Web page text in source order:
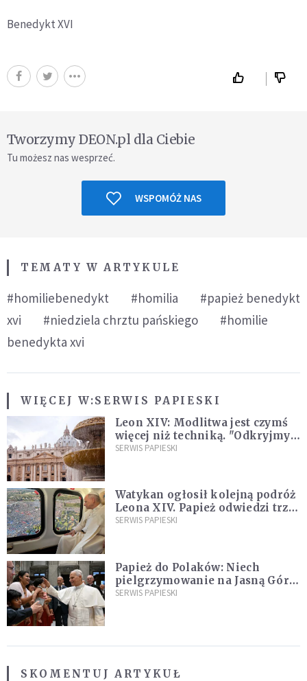
Benedykt XVI
Tworzymy DEON.pl dla Ciebie
Tu możesz nas wesprzeć.
WSPOMÓŻ NAS
TEMATY W ARTYKULE
#homiliebenedykt #homilia
#papież benedykt
xvi
#niedziela chrztu pańskiego
#homilie
benedykta xvi
WIĘCEJ W:SERWIS PAPIESKI
Leon XIV: Modlitwa jest czymś
więcej niż techniką. "Odkryjmy
ją na nowo"
SERWIS PAPIESKI
Watykan ogłosił kolejną podróż
Leona XIV. Papież odwiedzi trzy
kraje Ameryki Południowej
SERWIS PAPIESKI
Papież do Polaków: Niech
pielgrzymowanie na Jasną Górę
umocni wiarę i nadzieję
SERWIS PAPIESKI
SKOMENTUJ ARTYKUŁ